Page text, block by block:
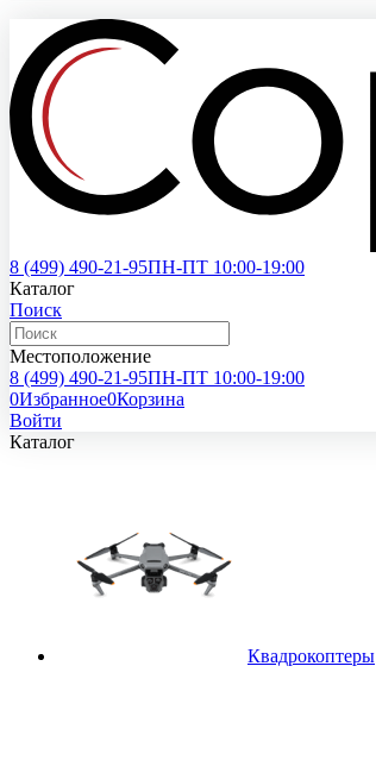
8 (499) 490-21-95ПН-ПТ 10:00-19:00
Каталог
Поиск
Местоположение
8 (499) 490-21-95ПН-ПТ 10:00-19:00
0Избранное0Корзина
Войти
Каталог
Квадрокоптеры